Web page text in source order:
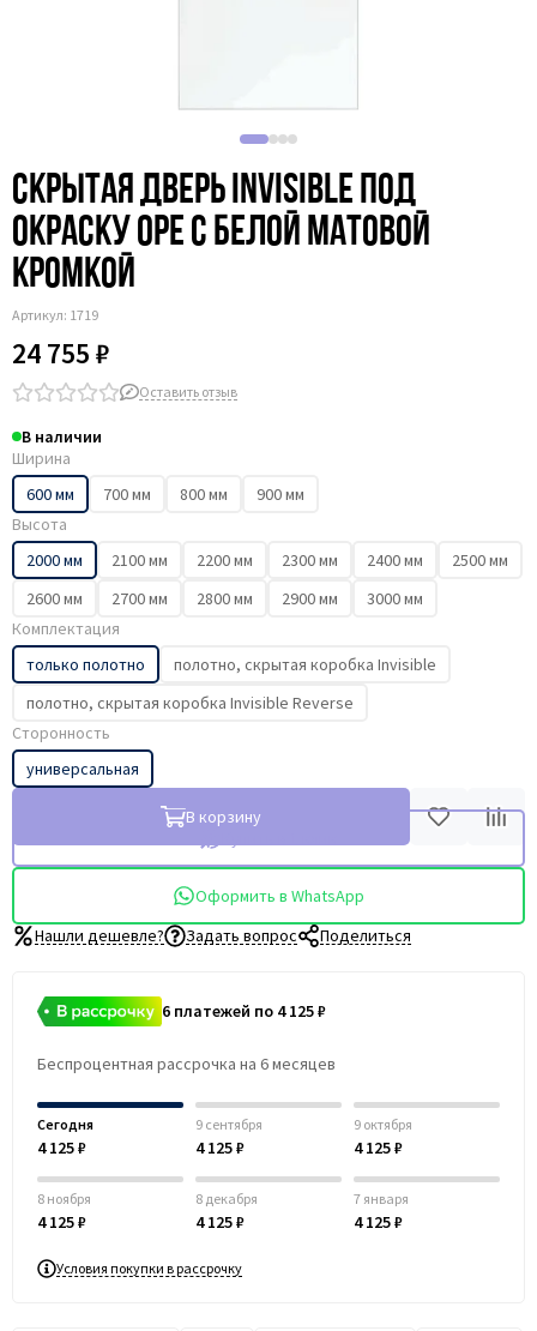
Скрытая дверь Invisible под
окраску 0PE с белой матовой
кромкой
Артикул: 1719
24 755 ₽
Оставить отзыв
В наличии
Ширина
600 мм
700 мм 800 мм
900 мм
Высота
2000 мм
2100 мм 2200 мм 2300 мм 2400 мм
2500 мм
2600 мм
2700 мм 2800 мм 2900 мм
3000 мм
Комплектация
только полотно
полотно, скрытая коробка Invisible
полотно, скрытая коробка Invisible Reverse
Сторонность
универсальная
В корзину
Оформить в WhatsApp
Нашли дешевле?
Задать вопрос Поделиться
6 платежей по 4 125 ₽
Беспроцентная рассрочка на 6 месяцев
Сегодня
4 125 ₽
9 сентября
4 125 ₽
9 октября
4 125 ₽
8 ноября
4 125 ₽
8 декабря
4 125 ₽
7 января
4 125 ₽
Условия покупки в рассрочку